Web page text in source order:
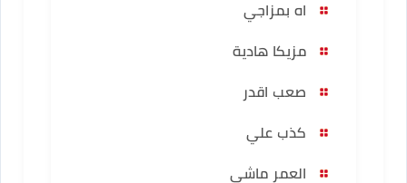
اه بمزاجي
مزيكا هادية
صعب اقدر
كذب علي
العمر ماشى